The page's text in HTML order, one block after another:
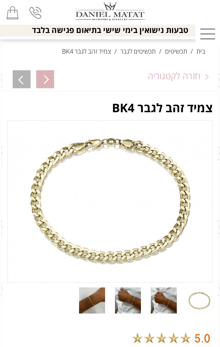
טבעות נישואין בימי שישי בתיאום פגישה בלבד
בית / תכשיטים / תכשיטים לגבר / צמיד זהב לגבר BK4
חזרה לקטגוריה
צמיד זהב לגבר BK4